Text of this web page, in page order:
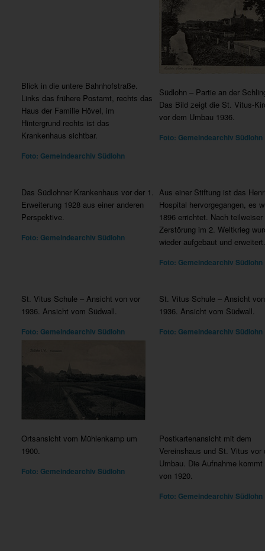
Blick in die untere Bahnhofstraße.
Links das frühere Postamt, rechts das
Haus der Familie Hövel, im
Hintergrund rechts ist das
Krankenhaus sichtbar.
Foto: Gemeindearchiv Südlohn
Südlohn – Partie an der
Das Bild zeigt die St. Vitus-
vor dem Umbau 1936.
Foto: Gemeindearchiv Südlohn
Das Südlohner Krankenhaus vor der 1.
Erweiterung 1928 aus einer anderen
Perspektive.
Foto: Gemeindearchiv Südlohn
Aus einer Stiftung ist das
Hospital hervorgegangen, es
1896 errichtet. Nach teilweiser
Zerstörung im 2. Weltkrieg
wieder aufgebaut und erweitert.
Foto: Gemeindearchiv Südlohn
St. Vitus Schule – Ansicht von vor
1936. Ansicht vom Südwall.
Foto: Gemeindearchiv Südlohn
St. Vitus Schule – Ansicht
1936. Ansicht vom Südwall.
Foto: Gemeindearchiv Südlohn
Ortsansicht vom Mühlenkamp um
1900.
Foto: Gemeindearchiv Südlohn
Postkartenansicht mit dem
Vereinshaus und St. Vitus vor
Umbau. Die Aufnahme kommt
von 1920.
Foto: Gemeindearchiv Südlohn